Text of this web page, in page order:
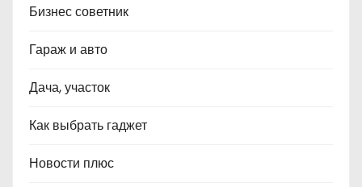
Бизнес советник
Гараж и авто
Дача, участок
Как выбрать гаджет
Новости плюс